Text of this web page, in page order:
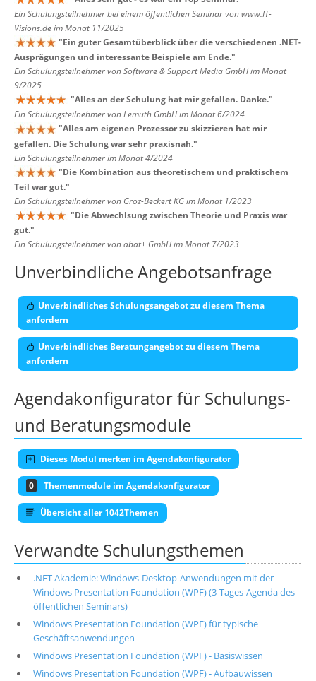
Ein Schulungsteilnehmer bei einem öffentlichen Seminar von www.IT-
Visions.de im Monat 11/2025
"Ein guter Gesamtüberblick über die verschiedenen .NET-
Ausprägungen und interessante Beispiele am Ende."
Ein Schulungsteilnehmer von Software & Support Media GmbH im Monat
9/2025
"Alles an der Schulung hat mir gefallen. Danke."
Ein Schulungsteilnehmer von Lemuth GmbH im Monat 6/2024
"Alles am eigenen Prozessor zu skizzieren hat mir
gefallen. Die Schulung war sehr praxisnah."
Ein Schulungsteilnehmer im Monat 4/2024
"Die Kombination aus theoretischem und praktischem
Teil war gut."
Ein Schulungsteilnehmer von Groz-Beckert KG im Monat 1/2023
"Die Abwechlsung zwischen Theorie und Praxis war
gut."
Ein Schulungsteilnehmer von abat+ GmbH im Monat 7/2023
Unverbindliche Angebotsanfrage
Unverbindliches Schulungsangebot zu diesem Thema
anfordern
Unverbindliches Beratungangebot zu diesem Thema
anfordern
Agendakonfigurator für Schulungs-
und Beratungsmodule
Dieses Modul merken im Agendakonfigurator
0 Themenmodule im Agendakonfigurator
Übersicht aller 1042Themen
Verwandte Schulungsthemen
.NET Akademie: Windows-Desktop-Anwendungen mit der
Windows Presentation Foundation (WPF) (3-Tages-Agenda des
öffentlichen Seminars)
Windows Presentation Foundation (WPF) für typische
Geschäftsanwendungen
Windows Presentation Foundation (WPF) - Basiswissen
Windows Presentation Foundation (WPF) - Aufbauwissen